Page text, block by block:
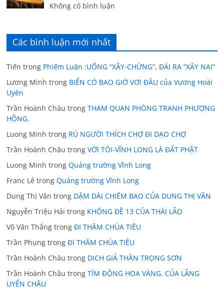
Không có bình luận
Các bình luận mới nhất
Tiến trong Phiếm Luận :UỐNG “XÂY-CHỪNG”, ĐÁI RA “XÂY NẠI”
Lương Minh trong BIỂN CÓ BAO GIỜ VƠI ĐÂU của Vương Hoài
Uyên
Trần Hoành Châu trongTHAM QUAN PHÒNG TRANH PHƯỢNG
HỒNG.
Luong Minh trong RỦ NGƯỜI THÍCH CHỢ ĐI DẠO CHỢ
Trần Hoành Châu trongVỚI TÔI-VĨNH LONG LÀ ĐẤT PHẬT
Luong Minh trongQuảng trường Vĩnh Long
Franc Lê trongQuảng trường Vĩnh Long
Dung Thị Vân trong DẶM DÀI CHIÊM BAO CỦA DUNG THỊ VÂN
Nguyễn Triệu Hải trong KHÔNG ĐỀ 13 CỦA THÁI LÃO
Võ Văn Thắng trongĐI THĂM CHÙA TIÊU
Trần Phụng trongĐI THĂM CHÙA TIÊU
Trần Hoành Châu trong DICH GIẢ THÂN TRỌNG SƠN
Trần Hoành Châu trongTÍM ĐỘNG HOA VÀNG. CỦA LÃNG
UYỂN CHÂU